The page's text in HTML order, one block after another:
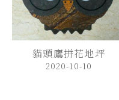
貓頭鷹拼花地坪
2020-10-10